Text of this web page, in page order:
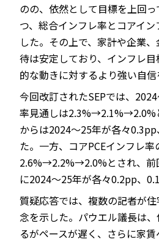
のの、依然として目標を上回
つ、総合インフレ率とコアイ
した。その上で、家計や企業
待は安定しており、インフレ
的な動きに対するより強い自信
今回改訂されたSEPでは、
率見通しは2.3%→2.1%→2.0%
からは2024～25年が各々
た。一方、コアPCEインフレ率
2.6%→2.2%→2.0%とされ、前
に2024～25年が各々0.2pp、
質疑応答では、複数の記者が
念を示した。パウエル議長は
るがペースが遅く、さらに家